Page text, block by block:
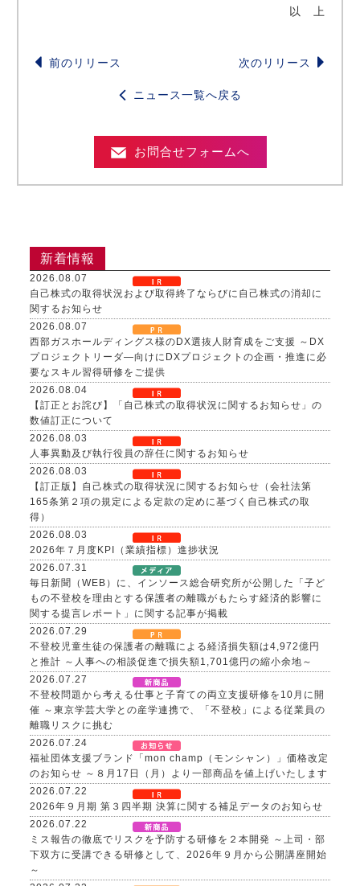
以 上
前のリリース 次のリリース
ニュース一覧へ戻る
お問合せフォームへ
新着情報
2026.08.07
自己株式の取得状況および取得終了ならびに自己株式の消却に
関するお知らせ
2026.08.07
西部ガスホールディングス様のDX選抜人財育成をご支援 ～DX
プロジェクトリーダ―向けにDXプロジェクトの企画・推進に必
要なスキル習得研修をご提供
2026.08.04
【訂正とお詫び】「自己株式の取得状況に関するお知らせ」の
数値訂正について
2026.08.03
人事異動及び執行役員の辞任に関するお知らせ
2026.08.03
【訂正版】自己株式の取得状況に関するお知らせ（会社法第
165条第２項の規定による定款の定めに基づく自己株式の取
得）
2026.08.03
2026年７月度KPI（業績指標）進捗状況
2026.07.31
毎日新聞（WEB）に、インソース総合研究所が公開した「子ど
もの不登校を理由とする保護者の離職がもたらす経済的影響に
関する提言レポート」に関する記事が掲載
2026.07.29
不登校児童生徒の保護者の離職による経済損失額は4,972億円
と推計 ～人事への相談促進で損失額1,701億円の縮小余地～
2026.07.27
不登校問題から考える仕事と子育ての両立支援研修を10月に開
催 ～東京学芸大学との産学連携で、「不登校」による従業員の
離職リスクに挑む
2026.07.24
福祉団体支援ブランド「mon champ（モンシャン）」価格改定
のお知らせ ～８月17日（月）より一部商品を値上げいたします
2026.07.22
2026年９月期 第３四半期 決算に関する補足データのお知らせ
2026.07.22
ミス報告の徹底でリスクを予防する研修を２本開発 ～上司・部
下双方に受講できる研修として、2026年９月から公開講座開始
～